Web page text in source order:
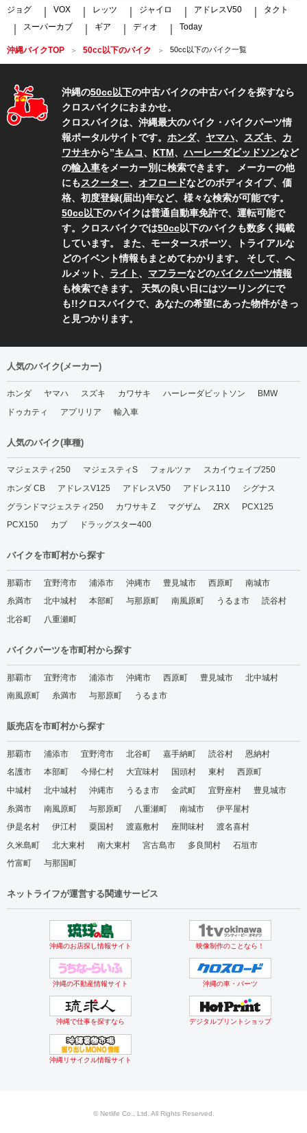
ジョグ VOX レッツ ジャイロ アドレスV50 タクト
スーパーカブ ギア ディオ Today
沖縄バイクTOP 50cc以下のバイク 50cc以下のバイク一覧
沖縄の50cc以下の中古バイクの中古バイクを探すなら
クロスバイクにおまかせ。
クロスバイクは、沖縄最大のバイク・バイクパーツ情
報ポータルサイトです。 ホンダ、 ヤマハ、 スズキ、 カ
ワサキから”キムコ、 KTM、ハーレーダビッドソンなど
の輸入車をメーカー別に検索できます。 メーカーの他
にもスクーター、 オフロードなどのボディタイプ、価
格、初度登録(届出)年など、様々な検索が可能です。
50cc以下のバイクは普通自動車免許で、運転可能で
す。クロスバイクでは50cc以下のバイクも数多く掲載
しています。 また、モータースポーツ、トライアルな
どのイベント情報もまとめてわかります。 そして、ヘ
ルメット、 ライト、 マフラーなどのバイクパーツ情報
も検索できます。 天気の良い日にはツーリングにで
も!!クロスバイクで、あなたの希望にあった物件がきっ
と見つかります。
人気のバイク(メーカー)
ホンダ ヤマハ スズキ カワサキ ハーレーダビットソン
BMW
ドゥカティ
アプリリア 輸入車
人気のバイク(車種)
マジェスティ250 マジェスティS フォルツァ
スカイウェイブ250
ホンダ CB
アドレスV125 アドレスV50 アドレス110
シグナス
グランドマジェスティ250
カワサキ Z マグザム ZRX
PCX125
PCX150
カブ ドラッグスター400
バイクを市町村から探す
那覇市 宜野湾市 浦添市 沖縄市 豊見城市 西原町
南城市
糸満市
北中城村 本部町 与那原町 南風原町 うるま市
読谷村
北谷町
八重瀬町
バイクパーツを市町村から探す
那覇市 宜野湾市 浦添市 沖縄市 西原町 豊見城市
北中城村
南風原町
糸満市 与那原町 うるま市
販売店を市町村から探す
那覇市 浦添市 宜野湾市 北谷町 嘉手納町 読谷村
恩納村
名護市
本部町 今帰仁村 大宜味村 国頭村 東村
西原町
中城村
北中城村 沖縄市 うるま市 金武町 宜野座村
豊見城市
糸満市
南風原町 与那原町 八重瀬町 南城市
伊平屋村
伊是名村
伊江村 粟国村 渡嘉敷村 座間味村
渡名喜村
久米島町
北大東村 南大東村 宮古島市 多良間村
石垣市
竹富町
与那国町
ネットライフが運営する関連サービス
沖縄のお店探し情報サイト 映像制作のことなら！
沖縄の不動産情報サイト 沖縄の車・パーツ
沖縄で仕事を探すなら デジタルプリントショップ
沖縄リサイクル情報サイト
© Netlife Co., Ltd. All Rights Reserved.